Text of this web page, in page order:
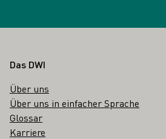
Fußbereich
Das DWI
Über uns
Über uns in einfacher Sprache
Glossar
Karriere